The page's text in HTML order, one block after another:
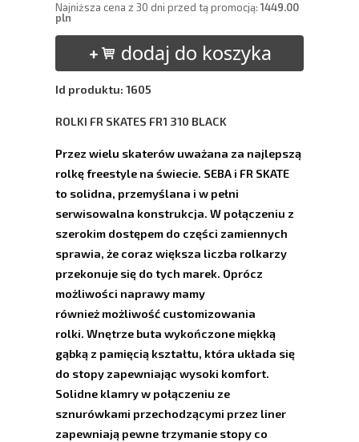
Najniższa cena z 30 dni przed tą promocją:1449.00
pln
dodaj do koszyka
Id produktu: 1605
ROLKI FR SKATES FR1 310 BLACK
Przez wielu skaterów uważana za najlepszą
rolkę freestyle na świecie. SEBA i FR SKATE
to solidna, przemyślana i w pełni
serwisowalna konstrukcja. W połączeniu z
szerokim dostępem do części zamiennych
sprawia, że coraz większa liczba rolkarzy
przekonuje się do tych marek. Oprócz
możliwości naprawy mamy
również możliwość customizowania
rolki. Wnętrze buta wykończone miękką
gąbką z pamięcią kształtu, która układa się
do stopy zapewniając wysoki komfort.
Solidne klamry w połączeniu ze
sznurówkami przechodzącymi przez liner
zapewniają pewne trzymanie stopy co